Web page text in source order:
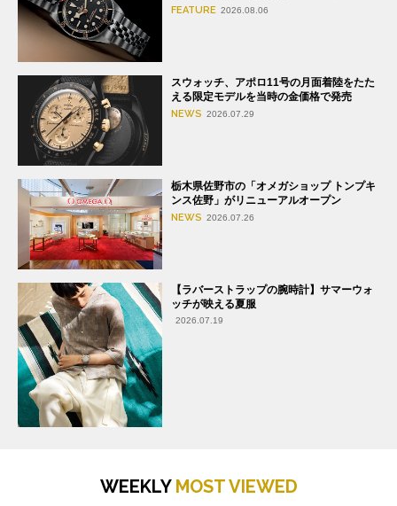
FEATURE 2026.08.06
スウォッチ、アポロ11号の月面着陸をたた
える限定モデルを当時の金価格で発売
NEWS 2026.07.29
栃木県佐野市の「オメガショップ トンプキ
ンス佐野」がリニューアルオープン
NEWS 2026.07.26
【ラバーストラップの腕時計】サマーウォ
ッチが映える夏服
2026.07.19
WEEKLY MOST VIEWED